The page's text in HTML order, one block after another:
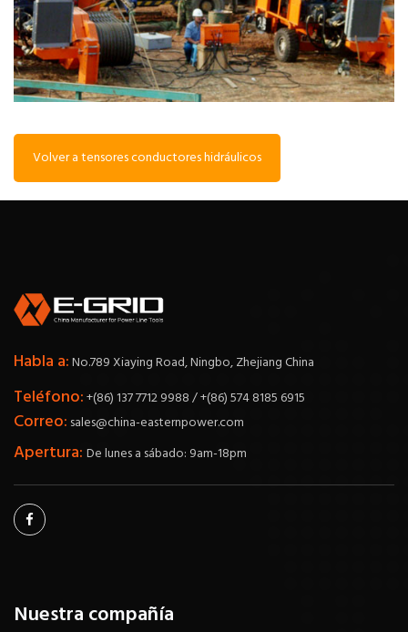
Volver a tensores conductores hidráulicos
Habla a:No.789 Xiaying Road, Ningbo, Zhejiang China
Teléfono:+(86) 137 7712 9988 / +(86) 574 8185 6915
Correo: sales@china-easternpower.com
Apertura: De lunes a sábado: 9am-18pm
Nuestra compañía